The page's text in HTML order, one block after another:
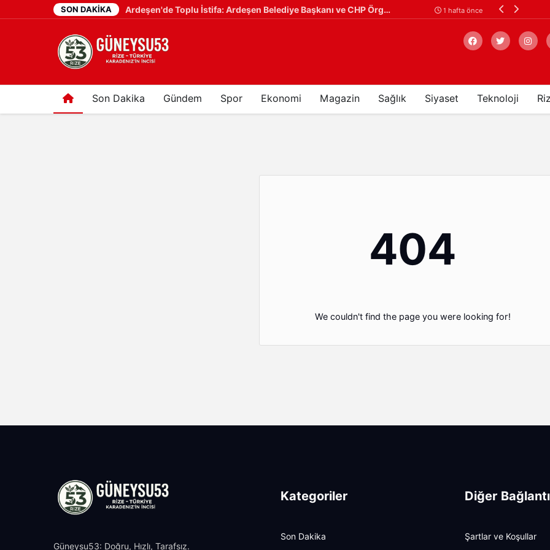
SON DAKIKA
6 gün önce Ardeşen'de Toplu İstifa: Ardeşen Belediye Başkanı ve CHP Örgütü İstifa Ederek Yeni Parti'ye Katıldı 1 hafta önce Çaykur
Son Dakika Gündem Spor Ekonomi Magazin Sağlık Siyaset Teknoloji
404
We couldn't find the page you were looking for!
Güneysu53: Doğru, Hızlı, Tarafsız.
Kategoriler
Son Dakika
Diğer
Şartlar ve Koşullar